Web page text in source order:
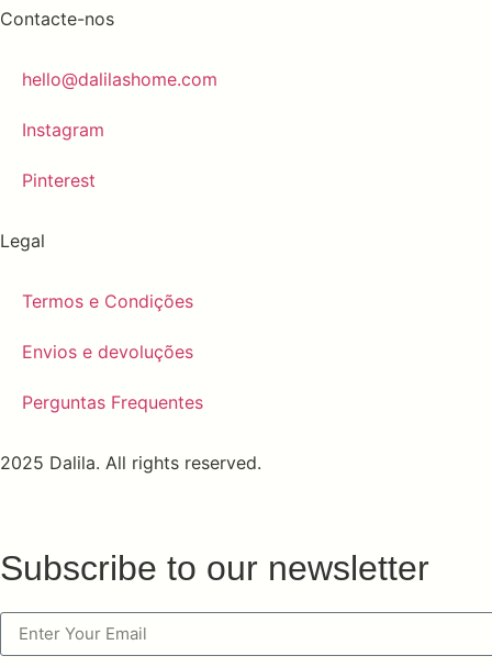
Contacte-nos
hello@dalilashome.com
Instagram
Pinterest
Legal
Termos e Condições
Envios e devoluções
Perguntas Frequentes
2025 Dalila. All rights reserved.
Subscribe to our newsletter